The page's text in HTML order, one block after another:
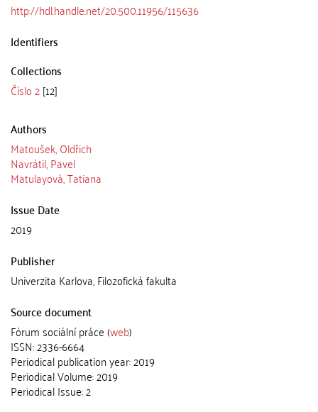
http://hdl.handle.net/20.500.11956/115636
Identifiers
Collections
Číslo 2[12]
Authors
Matoušek, Oldřich
Navrátil, Pavel
Matulayová, Tatiana
Issue Date
2019
Publisher
Univerzita Karlova, Filozofická fakulta
Source document
Fórum sociální práce (web)
ISSN: 2336-6664
Periodical publication year: 2019
Periodical Volume: 2019
Periodical Issue: 2